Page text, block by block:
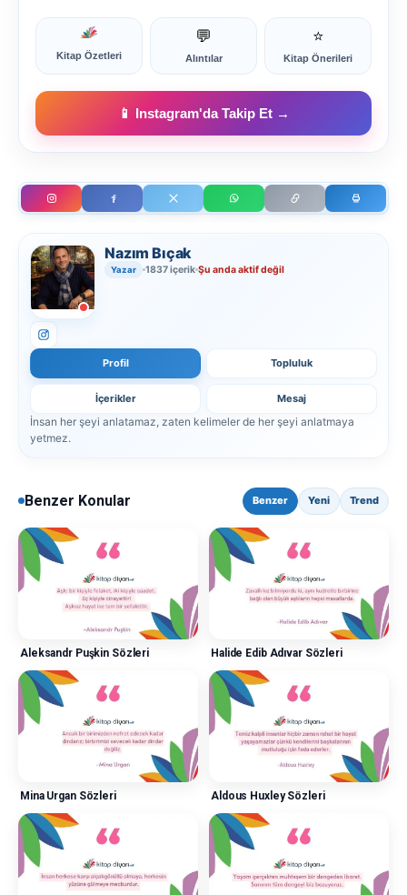
Kitap Özetleri
💬
Alıntılar
⭐
Kitap Önerileri
📱 Instagram'da Takip Et →
Nazım Bıçak
Yazar 1837 içerik Şu anda aktif değil
Profil Topluluk
İçerikler Mesaj
İnsan her şeyi anlatamaz, zaten kelimeler de her şeyi anlatmaya
yetmez.
Benzer Konular Benzer Yeni Trend
Aleksandr Puşkin Sözleri Halide Edib Adıvar Sözleri
Mina Urgan Sözleri Aldous Huxley Sözleri